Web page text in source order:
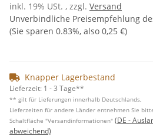
inkl. 19% USt. , zzgl. Versand
Unverbindliche Preisempfehlung
(Sie sparen 0.83%, also 0,25 €)
Knapper Lagerbestand
Lieferzeit: 1 - 3 Tage**
** gilt für Lieferungen innerhalb Deutschlands,
Lieferzeiten für andere Länder entnehmen Sie
Schaltfläche "Versandinformationen" (DE -
abweichend)